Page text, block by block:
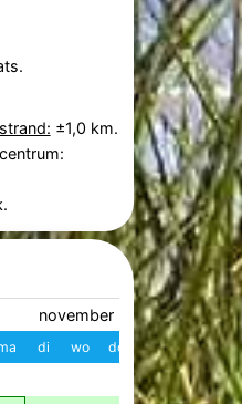
±1,0 km.
november 2026
di wo do vr za zo
1